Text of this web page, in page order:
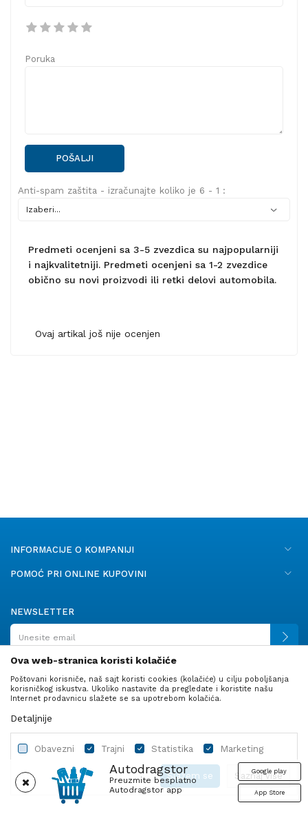
Autodragstor
Preuzmite besplatno
Autodragstor app
Google play
App Store
Poruka
POŠALJI
Anti-spam zaštita - izračunajte koliko je 6 - 1 :
Predmeti ocenjeni sa 3-5 zvezdica su najpopularniji
i najkvalitetniji. Predmeti ocenjeni sa 1-2 zvezdice
obično su novi proizvodi ili retki delovi automobila.
Ovaj artikal još nije ocenjen
INFORMACIJE O KOMPANIJI
POMOĆ PRI ONLINE KUPOVINI
NEWSLETTER
PRATITE NAS
Autodelovi Ulje i tečnosti
Ova web-stranica koristi kolačiće
Poštovani korisniče, naš sajt koristi cookies (kolačiće) u cilju poboljšanja
korisničkog iskustva. Ukoliko nastavite da pregledate i koristite našu
Internet prodavnicu slažete se sa upotrebom kolačića.
Detaljnije
Obavezni Trajni Statistika Marketing
Saznaj više
Slažem se